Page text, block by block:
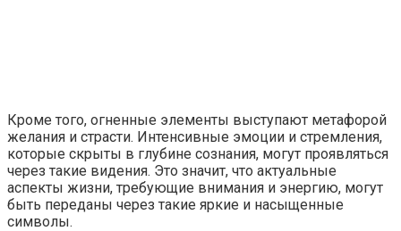
Кроме того, огненные элементы выступают метафорой
желания и страсти. Интенсивные эмоции и стремления,
которые скрыты в глубине сознания, могут проявляться
через такие видения. Это значит, что актуальные
аспекты жизни, требующие внимания и энергию, могут
быть переданы через такие яркие и насыщенные
символы.